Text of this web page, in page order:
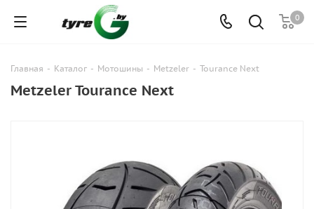
0
Главная - Каталог - Мотошины - Metzeler - Tourance Next
Metzeler Tourance Next